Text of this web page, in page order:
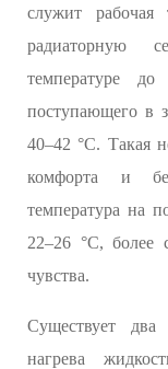
служит рабочая
радиаторную
температуре
поступающего в
40–42 °С. Такая
комфорта и
температура на
22–26 °С, более
чувства.
Существует два
нагрева